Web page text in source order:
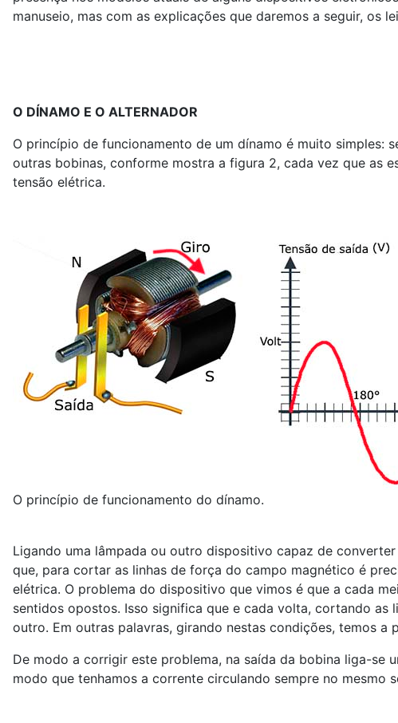
manuseio, mas com as explicações que daremos a seguir, os
O DÍNAMO E O ALTERNADOR
O princípio de funcionamento de um dínamo é muito
outras bobinas, conforme mostra a figura 2, cada vez que as
tensão elétrica.
O princípio de funcionamento do dínamo.
Ligando uma lâmpada ou outro dispositivo capaz de
que, para cortar as linhas de força do campo magnético é
elétrica. O problema do dispositivo que vimos é que a cada
sentidos opostos. Isso significa que e cada volta, cortando
outro. Em outras palavras, girando nestas condições, temos a
De modo a corrigir este problema, na saída da bobina liga-se
modo que tenhamos a corrente circulando sempre no mesmo